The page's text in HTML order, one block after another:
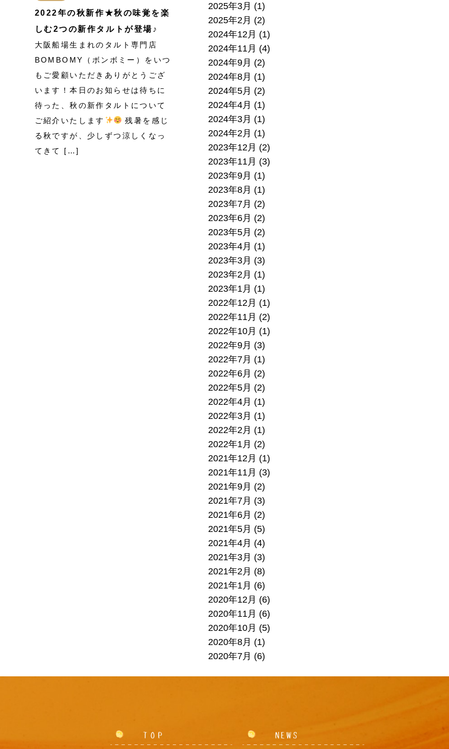
2022年の秋新作★秋の味覚を楽
しむ2つの新作タルトが登場♪
大阪船場生まれのタルト専門店
BOMBOMY（ボンボミー）をいつ
もご愛顧いただきありがとうござ
います！本日のお知らせは待ちに
待った、秋の新作タルトについて
ご紹介いたします
残暑を感じ
る秋ですが、少しずつ涼しくなっ
てきて […]
2025年3月 (1)
2025年2月 (2)
2024年12月 (1)
2024年11月 (4)
2024年9月 (2)
2024年8月 (1)
2024年5月 (2)
2024年4月 (1)
2024年3月 (1)
2024年2月 (1)
2023年12月 (2)
2023年11月 (3)
2023年9月 (1)
2023年8月 (1)
2023年7月 (2)
2023年6月 (2)
2023年5月 (2)
2023年4月 (1)
2023年3月 (3)
2023年2月 (1)
2023年1月 (1)
2022年12月 (1)
2022年11月 (2)
2022年10月 (1)
2022年9月 (3)
2022年7月 (1)
2022年6月 (2)
2022年5月 (2)
2022年4月 (1)
2022年3月 (1)
2022年2月 (1)
2022年1月 (2)
2021年12月 (1)
2021年11月 (3)
2021年9月 (2)
2021年7月 (3)
2021年6月 (2)
2021年5月 (5)
2021年4月 (4)
2021年3月 (3)
2021年2月 (8)
2021年1月 (6)
2020年12月 (6)
2020年11月 (6)
2020年10月 (5)
2020年8月 (1)
2020年7月 (6)